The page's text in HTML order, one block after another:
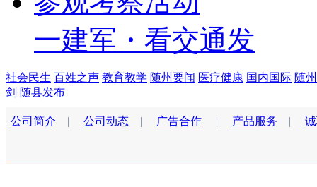
一建军・看交通发
社会民生 百姓之声 教育教学 随州要闻 医疗健康 国内国际 随
剑 随县发布
公司简介 | 公司动态| 广告合作| 产品服务 |